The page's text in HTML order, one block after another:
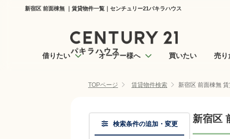
新宿区 前面棟無 ｜賃貸物件一覧｜センチュリー21パキラハウス
借りたい オーナー様へ 買いたい 売り
TOPページ 賃貸物件検索 新宿区 前面棟無
新宿区
検索条件の追加・変更